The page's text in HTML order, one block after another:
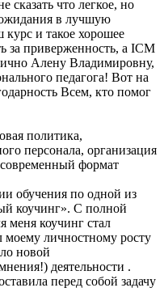
сказать что легкое, но
в лучшую
и такое хорошее
за приверженность, а ICM
Алену Владимировну,
педагога! Вот на
Всем, кто помог
политика,
персонала, организация
формат
обучения по одной из
коучинг». С полной
меня коучинг стал
личностному росту
новой
деятельности .
перед собой задачу